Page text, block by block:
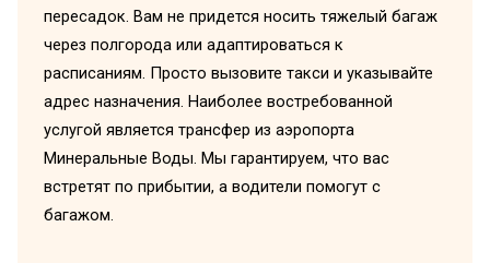
пересадок. Вам не придется носить тяжелый багаж
через полгорода или адаптироваться к
расписаниям. Просто вызовите такси и указывайте
адрес назначения. Наиболее востребованной
услугой является трансфер из аэропорта
Минеральные Воды. Мы гарантируем, что вас
встретят по прибытии, а водители помогут с
багажом.